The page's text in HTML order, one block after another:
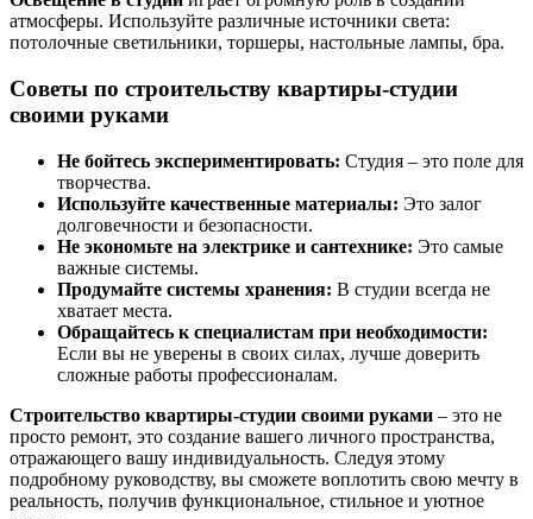
атмосферы. Используйте различные источники света:
потолочные светильники, торшеры, настольные лампы, бра.
Советы по строительству квартиры-студии
своими руками
Не бойтесь экспериментировать: Студия – это поле для
творчества.
Используйте качественные материалы: Это залог
долговечности и безопасности.
Не экономьте на электрике и сантехнике: Это самые
важные системы.
Продумайте системы хранения: В студии всегда не
хватает места.
Обращайтесь к специалистам при необходимости:
Если вы не уверены в своих силах, лучше доверить
сложные работы профессионалам.
Строительство квартиры-студии своими руками – это не
просто ремонт, это создание вашего личного пространства,
отражающего вашу индивидуальность. Следуя этому
подробному руководству, вы сможете воплотить свою мечту в
реальность, получив функциональное, стильное и уютное